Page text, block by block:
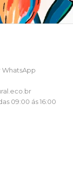
09:00 ás 16:00